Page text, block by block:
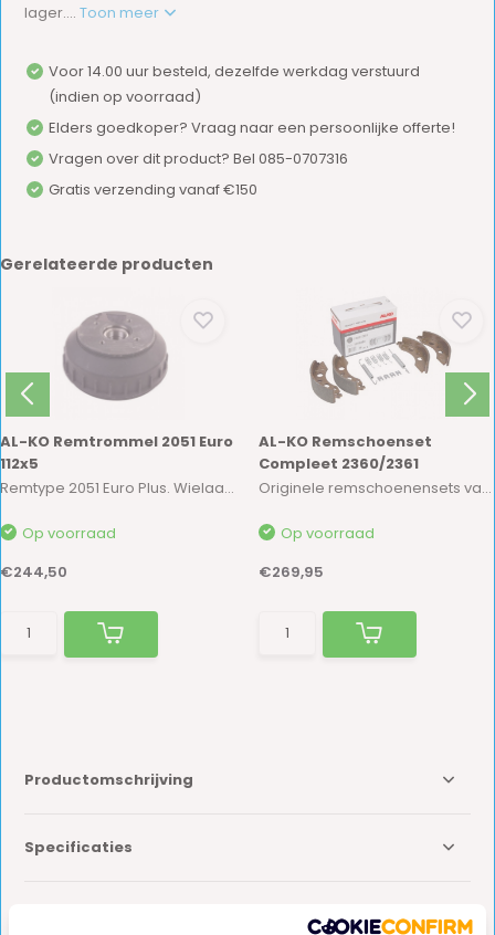
lager....Toon meer
Voor 14.00 uur besteld, dezelfde werkdag verstuurd
(indien op voorraad)
Elders goedkoper? Vraag naar een persoonlijke offerte!
Vragen over dit product? Bel 085-0707316
Gratis verzending vanaf €150
Gerelateerde producten
AL-KO Remtrommel 2051 Euro
112x5
Remtype 2051 Euro Plus. Wielaansluiting 112x5 ...
Op voorraad
€244,50
AL-KO Remschoenset
Compleet 2360/2361
Originele remschoenensets van AL-KO. AL-KO ond...
Op voorraad
€269,95
Productomschrijving
Specificaties